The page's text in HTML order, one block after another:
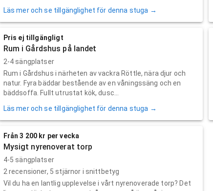
Läs mer och se tillgänglighet för denna stuga →
Pris ej tillgängligt
Rum i Gårdshus på landet
2-4 sängplatser
Rum i Gårdshus i närheten av vackra Röttle, nära djur och
natur. Fyra bäddar bestående av en våningssäng och en
bäddsoffa. Fullt utrustat kök, dusc...
Läs mer och se tillgänglighet för denna stuga →
Från 3 200 kr per vecka
Mysigt nyrenoverat torp
4-5 sängplatser
2 recensioner, 5 stjärnor i snittbetyg
Vil du ha en lantlig upplevelse i vårt nyrenoverade torp? Det